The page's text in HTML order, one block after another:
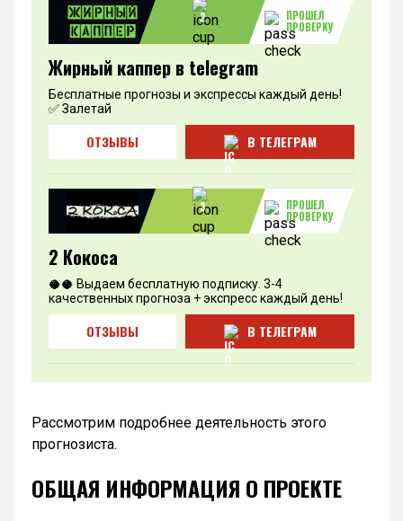
2
ПРОШЕЛ
ПРОВЕРКУ
Жирный каппер в telegram
Бесплатные прогнозы и экспрессы каждый день!
✅ Залетай
ОТЗЫВЫ В ТЕЛЕГРАМ
3
ПРОШЕЛ
ПРОВЕРКУ
2 Кокоса
🥥🥥 Выдаем бесплатную подписку. 3-4
качественных прогноза + экспресс каждый день!
ОТЗЫВЫ В ТЕЛЕГРАМ
Рассмотрим подробнее деятельность этого
прогнозиста.
ОБЩАЯ ИНФОРМАЦИЯ О ПРОЕКТЕ